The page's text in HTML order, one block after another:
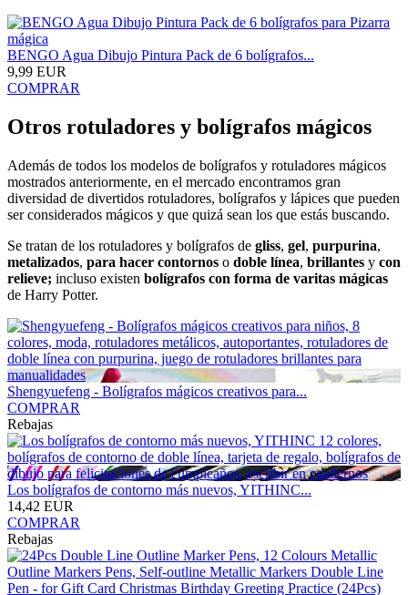
BENGO Agua Dibujo Pintura Pack de 6 bolígrafos...
9,99 EUR
COMPRAR
Otros rotuladores y bolígrafos mágicos
Además de todos los modelos de bolígrafos y rotuladores mágicos
mostrados anteriormente, en el mercado encontramos gran
diversidad de divertidos rotuladores, bolígrafos y lápices que pueden
ser considerados mágicos y que quizá sean los que estás buscando.
Se tratan de los rotuladores y bolígrafos de gliss, gel, purpurina,
metalizados, para hacer contornos o doble línea, brillantes y con
relieve; incluso existen bolígrafos con forma de varitas mágicas
de Harry Potter.
Shengyuefeng - Bolígrafos mágicos creativos para...
COMPRAR
Rebajas
Los bolígrafos de contorno más nuevos, YITHINC...
14,42 EUR
COMPRAR
Rebajas